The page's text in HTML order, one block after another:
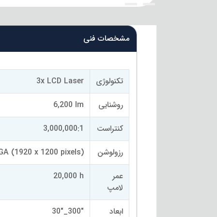
{title}
{title}
مشخصات فنی
تکنولوژی
3x LCD Laser
روشنایی
6,200 lm
کنتراست
3,000,000:1
رزولوشن
(1920 x 1200 pixels)
عمر
لامپ
20,000 h
ابعاد
"300_"30